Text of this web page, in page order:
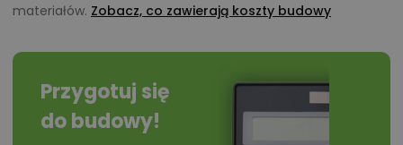
materiałów. Zobacz, co zawierają koszty budowy
Przygotuj się
do budowy!